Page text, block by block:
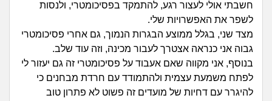
חברים ואנשים
בית, שכנים ושותפים
חשבתי אולי לעצור רגע, להתמקד בפסיכומטרי, ולנסות
לשפר את האפשרויות שלי.
מצד שני, בגלל ממוצע הבגרות הנמוך, גם אחרי פסיכומטרי
גבוה אני כנראה אצטרך לעבור מכינה, וזה עוד שלב.
בנוסף, אני מקווה שאם אעבוד על פסיכומטרי זה גם יעזור לי
לפתח משמעת עצמית ולהתמודד עם חרדת מבחנים כי
להיגרר עם דחיות של מועדים זה פשוט לא פתרון טוב